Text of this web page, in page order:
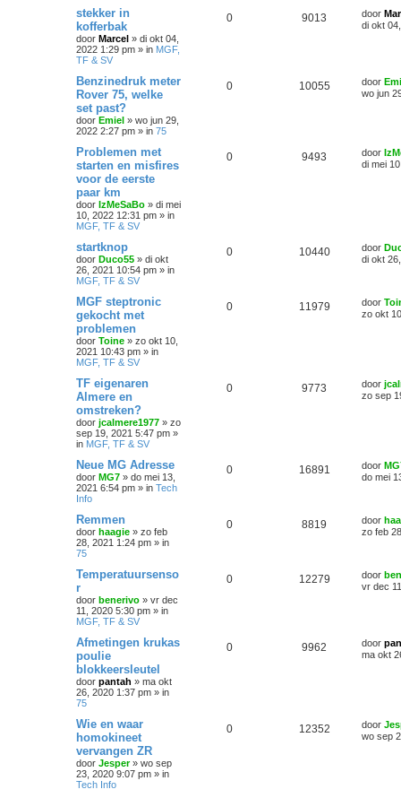
stekker in
kofferbak
door Marcel » di okt 04,
2022 1:29 pm » in MGF,
TF & SV
0 9013 door
di okt
Benzinedruk meter
Rover 75, welke
set past?
door Emiel » wo jun 29,
2022 2:27 pm » in 75
0 10055 door
wo jun
Problemen met
starten en misfires
voor de eerste
paar km
door IzMeSaBo » di mei
10, 2022 12:31 pm » in
MGF, TF & SV
0 9493 door
di mei
startknop
door Duco55 » di okt
26, 2021 10:54 pm » in
MGF, TF & SV
0 10440 door
di okt
MGF steptronic
gekocht met
problemen
door Toine » zo okt 10,
2021 10:43 pm » in
MGF, TF & SV
0 11979 door
zo okt
TF eigenaren
Almere en
omstreken?
door jcalmere1977 » zo
sep 19, 2021 5:47 pm »
in MGF, TF & SV
0 9773 door
zo sep
Neue MG Adresse
door MG7 » do mei 13,
2021 6:54 pm » in Tech
Info
0 16891 door
do mei
Remmen
door haagie » zo feb
28, 2021 1:24 pm » in
75
0 8819 door
zo feb
Temperatuursenso
r
door benerivo » vr dec
11, 2020 5:30 pm » in
MGF, TF & SV
0 12279 door
vr dec
Afmetingen krukas
poulie
blokkeersleutel
door pantah » ma okt
26, 2020 1:37 pm » in
75
0 9962 door
ma okt
Wie en waar
homokineet
vervangen ZR
door Jesper» wo sep
23, 2020 9:07 pm » in
Tech Info
0 12352 door
wo sep